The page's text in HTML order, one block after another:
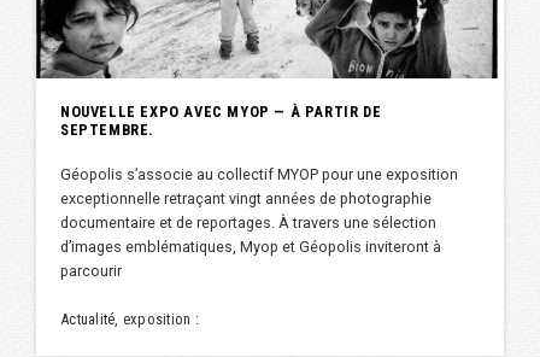
NOUVELLE EXPO AVEC MYOP — À PARTIR DE
SEPTEMBRE.
Géopolis s’associe au collectif MYOP pour une exposition
exceptionnelle retraçant vingt années de photographie
documentaire et de reportages. À travers une sélection
d’images emblématiques, Myop et Géopolis inviteront à
parcourir
Actualité, exposition :